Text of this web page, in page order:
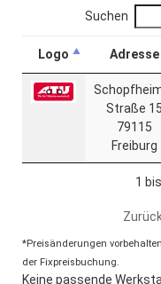
Suchen
Logo Adresse
Straße 15
79115
Freiburg
1
*Preisänderungen
der Fixpreisbuchung.
Keine passende